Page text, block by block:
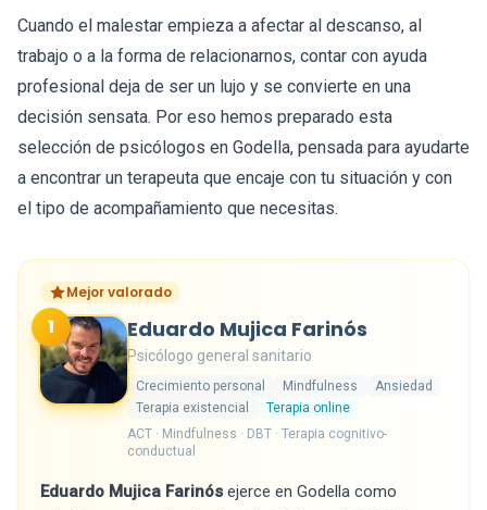
Cuando el malestar empieza a afectar al descanso, al
trabajo o a la forma de relacionarnos, contar con ayuda
profesional deja de ser un lujo y se convierte en una
decisión sensata. Por eso hemos preparado esta
selección de psicólogos en Godella, pensada para ayudarte
a encontrar un terapeuta que encaje con tu situación y con
el tipo de acompañamiento que necesitas.
Mejor valorado
1 Eduardo Mujica Farinós
Psicólogo general sanitario
Crecimiento personal Mindfulness
Ansiedad
Terapia existencial
Terapia online
ACT · Mindfulness · DBT · Terapia cognitivo-
conductual
Eduardo Mujica Farinós ejerce en Godella como